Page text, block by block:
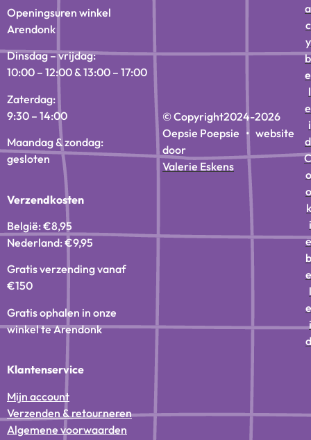
Openingsuren winkel
Arendonk
Dinsdag – vrijdag:
10:00 – 12:00 & 13:00 – 17:00
Zaterdag:
9:30 – 14:00
Maandag & zondag:
gesloten
Verzendkosten
België: €8,95
Nederland: €9,95
Gratis verzending vanaf
€150
Gratis ophalen in onze
winkel te Arendonk
Klantenservice
Mijn account
Verzenden & retourneren
Algemene voorwaarden
© Copyright2024-2026
Oepsie Poepsie • website
door
Valerie Eskens
a
c
y
b
e
l
e
i
d
C
o
o
k
i
e
b
e
l
e
i
d